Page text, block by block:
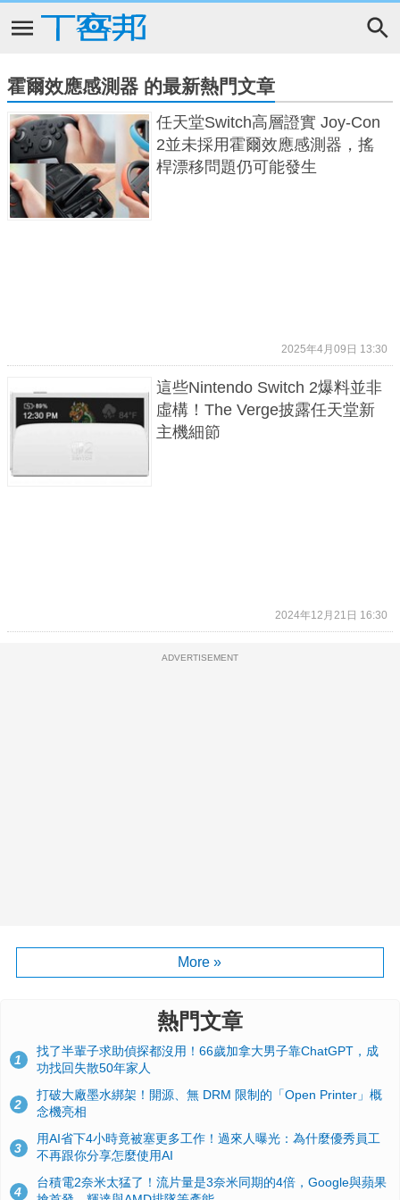
霍爾效應感測器 的最新熱門文章
任天堂Switch高層證實 Joy-Con
2並未採用霍爾效應感測器，搖
桿漂移問題仍可能發生
2025年4月09日 13:30
這些Nintendo Switch 2爆料並非
虛構！The Verge披露任天堂新
主機細節
2024年12月21日 16:30
ADVERTISEMENT
More »
熱門文章
1
找了半輩子求助偵探都沒用！66歲加拿大男子靠ChatGPT，成
功找回失散50年家人
2
打破大廠墨水綁架！開源、無 DRM 限制的「Open Printer」概
念機亮相
3
用AI省下4小時竟被塞更多工作！過來人曝光：為什麼優秀員工
不再跟你分享怎麼使用AI
4
台積電2奈米太猛了！流片量是3奈米同期的4倍，Google與蘋果